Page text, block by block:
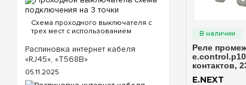
Реле
контактов,
E.NEXT
Схема проходного выключателя с
трех мест с использованием
выключателя. Для реализации
схемы проходных выключателей с
трех точек потребуются
следующие выключатели: ...
Распиновка интернет кабеля
«RJ45», «T568B»
05.11.2025